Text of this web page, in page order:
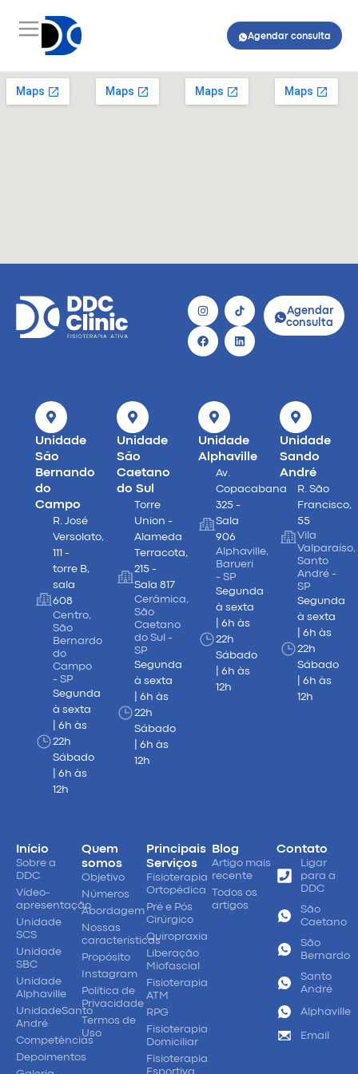
Agendar consulta
Agendar
consulta
Unidade
São
Bernando
do
Campo
R. José
Versolato,
111 -
torre B,
sala
608
Centro,
São
Bernardo
do
Campo
- SP
Segunda
à sexta
| 6h às
22h
Sábado
| 6h às
12h
Unidade
São
Caetano
do Sul
Torre
Union -
Alameda
Terracota,
215 -
Sala 817
Cerâmica,
São
Caetano
do Sul -
SP
Segunda
à sexta
| 6h às
22h
Sábado
| 6h às
12h
Unidade
Alphaville
Av.
Copacabana
325 -
Sala
906
Alphaville,
Barueri
- SP
Segunda
à sexta
| 6h às
22h
Sábado
| 6h às
12h
Unidade
Sando
André
R. São
Francisco,
55
Vila
Valparaíso,
Santo
André -
SP
Segunda
à sexta
| 6h às
22h
Sábado
| 6h às
12h
Início
Sobre a
DDC
Vídeo-
apresentação
Unidade
SCS
Unidade
SBC
Unidade
Alphaville
UnidadeSanto
André
Competências
Depoimentos
Quem
somos
Objetivo
Números
Abordagem
Nossas
características
Propósito
Instagram
Política de
Privacidade
Termos de
Uso
Principais
Serviços
Fisioterapia
Ortopédica
Pré e Pós
Cirúrgico
Quiropraxia
Liberação
Miofascial
Fisioterapia
ATM
RPG
Fisioterapia
Domiciliar
Fisioterapia
Esportiva
Blog
Artigo mais
recente
Todos os
artigos
Contato
Ligar
para a
DDC
São
Caetano
São
Bernardo
Santo
André
Alphaville
Email